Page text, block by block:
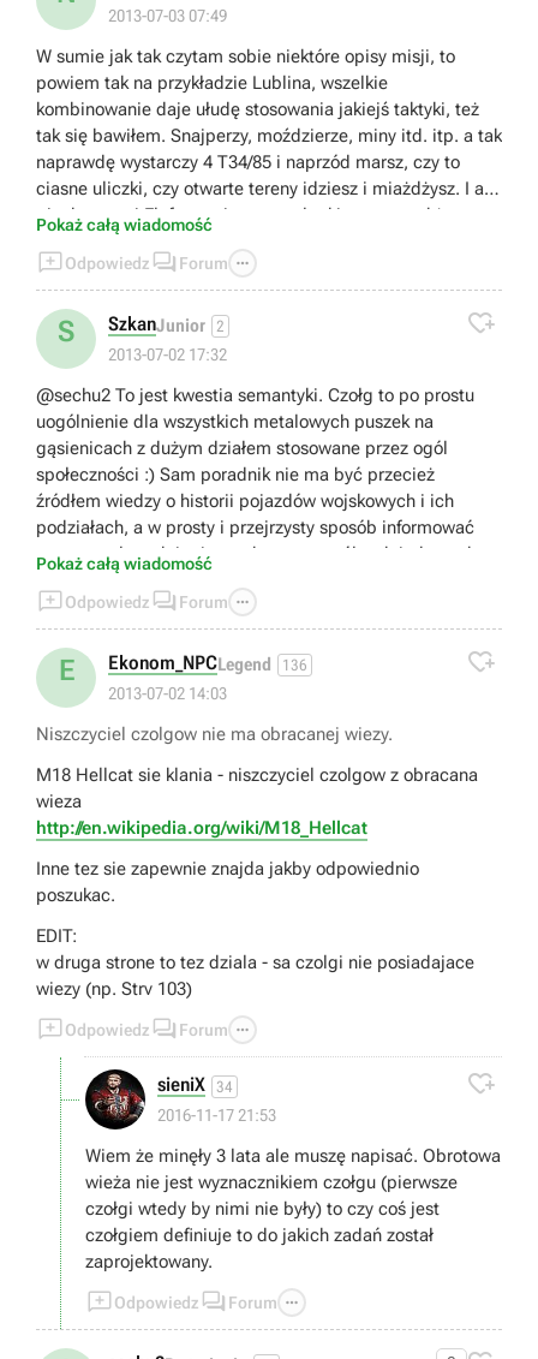
2013-07-03 07:49
W sumie jak tak czytam sobie niektóre opisy misji, to
powiem tak na przykładzie Lublina, wszelkie
kombinowanie daje ułudę stosowania jakiejś taktyki, też
tak się bawiłem. Snajperzy, moździerze, miny itd. itp. a tak
naprawdę wystarczy 4 T34/85 i naprzód marsz, czy to
ciasne uliczki, czy otwarte tereny idziesz i miażdżysz. I ani
piechota, ani Elefant, miny, ostrzał rakietowy, a także
88tka, nie stanowią problemu. Trochę to psuje wrażenie,
nikt nie zmusza do walcowania wroga, ale trochę to nie w
porządku;)
Pokaż całą wiadomość
Odpowiedz  Forum 
S SzkanJunior 2
2013-07-02 17:32

@sechu2 To jest kwestia semantyki. Czołg to po prostu
uogólnienie dla wszystkich metalowych puszek na
gąsienicach z dużym działem stosowane przez ogól
społeczności :) Sam poradnik nie ma być przecież
źródłem wiedzy o historii pojazdów wojskowych i ich
podziałach, a w prosty i przejrzysty sposób informować
graczy o plusach i minusach poszczególnych jednostek z
gry. A te są z kolei dokładnie takie, jak w opisie. Stug jest
dobry przeciw lekko opancerzonym pojazdom (z ciężkimi
już sobie nie radzi), ale jego fatalna mobilność sprawia, że
bardzo łatwo go oflankować i zneutralizować… Nawet
rosyjski scout car może bezproblemowo robić sobie wokół
niego kółka, a ten nie będzie w stanie w żaden sposób mu
odpowiedzieć. Inna sprawa, że sama gra nazywa Stuga
działem pancernym, a nie niszczycielem (niszczycielem
jest nazwany np. Su-85 ;)
Tak czy inaczej dzięki za zainteresowanie i interesujący
post, pozdrawiam : )
Pokaż całą wiadomość
Odpowiedz  Forum 
E Ekonom_NPCLegend 136
2013-07-02 14:03

Niszczyciel czolgow nie ma obracanej wiezy.
M18 Hellcat sie klania - niszczyciel czolgow z obracana
wieza
http://en.wikipedia.org/wiki/M18_Hellcat
Inne tez sie zapewnie znajda jakby odpowiednio
poszukac.
EDIT:
w druga strone to tez dziala - sa czolgi nie posiadajace
wiezy (np. Strv 103)
Odpowiedz  Forum 
sieniX 34
2016-11-17 21:53

Wiem że minęły 3 lata ale muszę napisać. Obrotowa
wieża nie jest wyznacznikiem czołgu (pierwsze
czołgi wtedy by nimi nie były) to czy coś jest
czołgiem definiuje to do jakich zadań został
zaprojektowany.
Odpowiedz  Forum 